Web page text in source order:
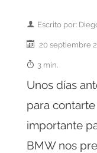
Escrito por:
20 septiembre
3 min.
Unos días
para
importante
BMW nos